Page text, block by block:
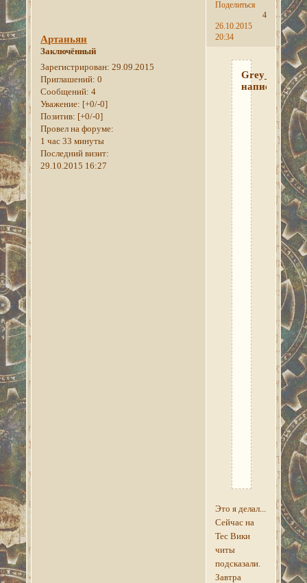
Поделиться
4
26.10.2015
20:34
Артаньян
Заключённый
Зарегистрирован: 29.09.2015
Приглашений: 0
Сообщений: 4
Уважение: [+0/-0]
Позитив: [+0/-0]
Провел на форуме:
1 час 33 минуты
Последний визит:
29.10.2015 16:27
Grey_Fox
написал(а):
Артаньян,
доброго
дня!
диалоге
ней
найди
тему
Нереварине,
Культе.
После
этого
должен
начаться
следующий
этап
квеста
"Информация
гра-
Музоб"
появятся
нужные
записки.
Это я делал...
Сейчас на
Тес Вики
читы
подсказали.
Завтра